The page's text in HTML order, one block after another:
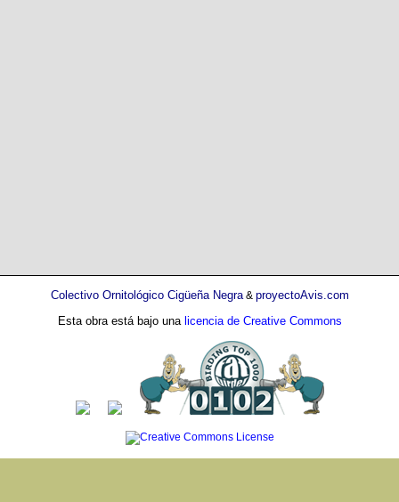
Colectivo Ornitológico Cigüeña Negra& proyectoAvis.com
Esta obra está bajo una licencia de Creative Commons